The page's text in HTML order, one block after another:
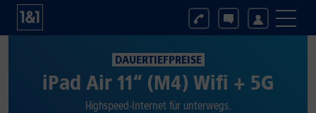
DAUERTIEFPREISE
iPad Air 11“ (M4) Wifi + 5G
Highspeed-Internet für unterwegs.